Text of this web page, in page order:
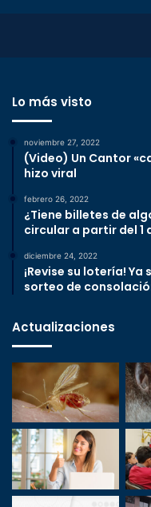
Lo más visto
noviembre 27, 2022
(Video) Un Cantor
hizo viral
febrero 26, 2022
¿Tiene billetes de
circular a partir del 1
diciembre 24, 2022
¡Revise su lotería!
sorteo de
Actualizaciones